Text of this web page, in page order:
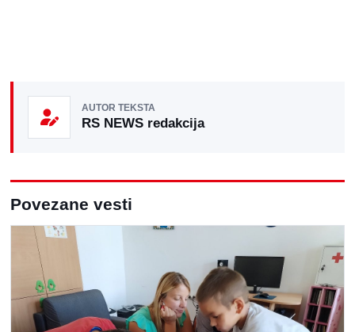
AUTOR TEKSTA
RS NEWS redakcija
Povezane vesti